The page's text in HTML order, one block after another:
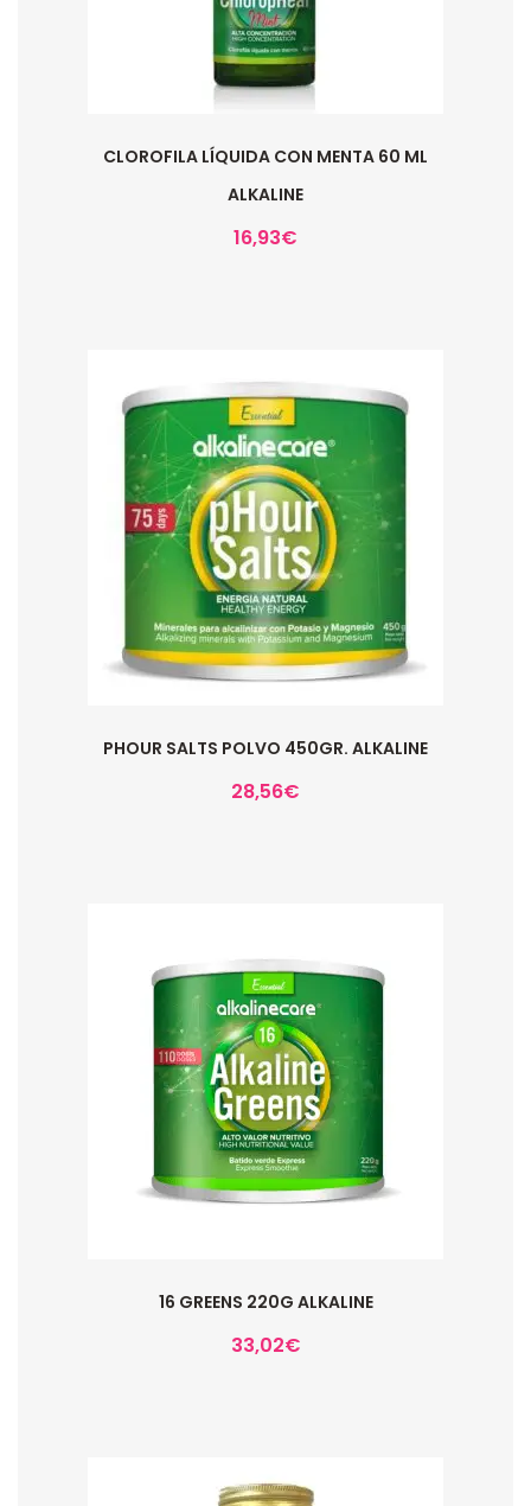
CLOROFILA LÍQUIDA CON MENTA 60 ML
ALKALINE
16,93€
PHOUR SALTS POLVO 450GR. ALKALINE
28,56€
16 GREENS 220G ALKALINE
33,02€